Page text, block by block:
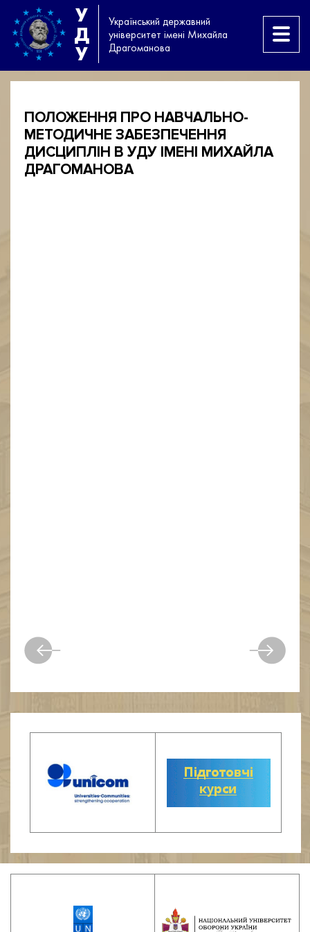
У
Д
У
Український державний
університет імені Михайла
Драгоманова
ПОЛОЖЕННЯ ПРО НАВЧАЛЬНО-
МЕТОДИЧНЕ ЗАБЕЗПЕЧЕННЯ
ДИСЦИПЛІН В УДУ ІМЕНІ МИХАЙЛА
ДРАГОМАНОВА